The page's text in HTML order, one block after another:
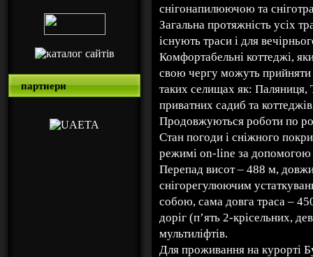
партнери
снігонапилюючою та
Загальна протяжність усіх
існують траси і для
Комфортабельні коттеджі,
свою чергу можуть прийняти
таких селищах як: Паляниця,
приватних садиб та
Продовжуються роботи по
Стан погоди і сніжного
режимі on-line за допомогою
Перепад висот – 488 м,
снігорегулюючим
собою, сама довга траса –
доріг (п’ять 2-крісельних,
мультиліфтів.
Для проживання на курорті